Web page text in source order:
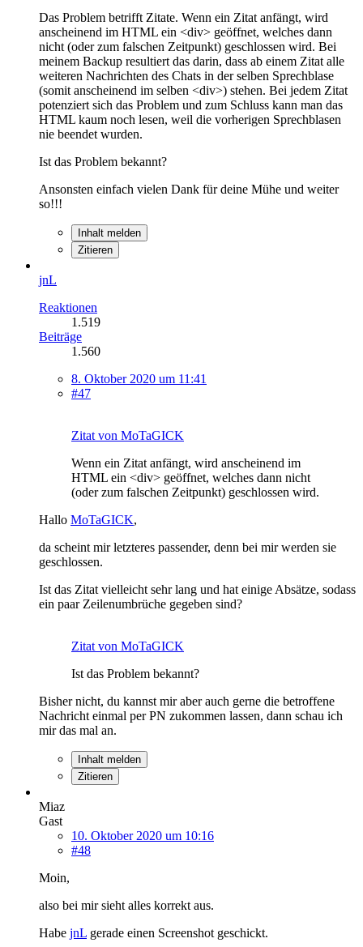
Das Problem betrifft Zitate. Wenn ein Zitat anfängt, wird
anscheinend im HTML ein <div> geöffnet, welches dann
nicht (oder zum falschen Zeitpunkt) geschlossen wird. Bei
meinem Backup resultiert das darin, dass ab einem Zitat alle
weiteren Nachrichten des Chats in der selben Sprechblase
(somit anscheinend im selben <div>) stehen. Bei jedem Zitat
potenziert sich das Problem und zum Schluss kann man das
HTML kaum noch lesen, weil die vorherigen Sprechblasen
nie beendet wurden.
Ist das Problem bekannt?
Ansonsten einfach vielen Dank für deine Mühe und weiter
so!!!
Inhalt melden
Zitieren
jnL
Reaktionen
1.519
Beiträge
1.560
8. Oktober 2020 um 11:41
#47
Zitat von MoTaGICK
Wenn ein Zitat anfängt, wird anscheinend im
HTML ein <div> geöffnet, welches dann nicht
(oder zum falschen Zeitpunkt) geschlossen wird.
Hallo MoTaGICK,
da scheint mir letzteres passender, denn bei mir werden sie
geschlossen.
Ist das Zitat vielleicht sehr lang und hat einige Absätze, sodass
ein paar Zeilenumbrüche gegeben sind?
Zitat von MoTaGICK
Ist das Problem bekannt?
Bisher nicht, du kannst mir aber auch gerne die betroffene
Nachricht einmal per PN zukommen lassen, dann schau ich
mir das mal an.
Inhalt melden
Zitieren
Miaz
Gast
10. Oktober 2020 um 10:16
#48
Moin,
also bei mir sieht alles korrekt aus.
Habe jnL gerade einen Screenshot geschickt.